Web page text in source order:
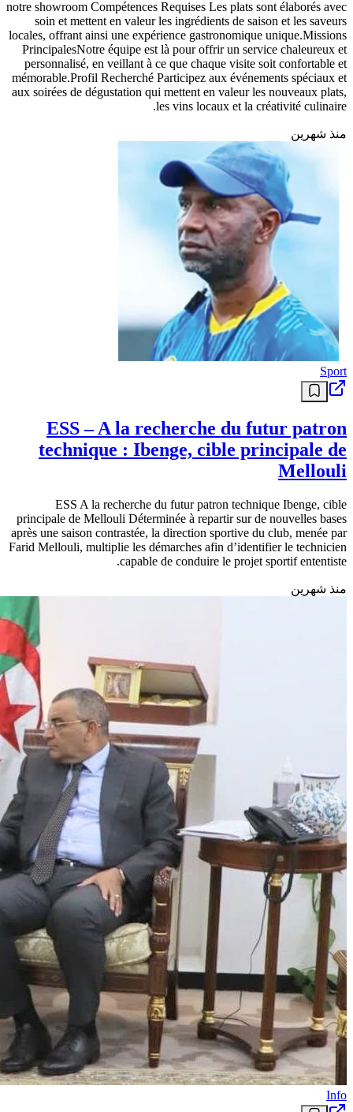
notre showroom Compétences Requises Les plats sont élaborés avec
soin et mettent en valeur les ingrédients de saison et les saveurs
locales, offrant ainsi une expérience gastronomique unique.​Missions
PrincipalesNotre équipe est là pour offrir un service chaleureux et
personnalisé, en veillant à ce que chaque visite soit confortable et
mémorable.​Profil Recherché Participez aux événements spéciaux et
aux soirées de dégustation qui mettent en valeur les nouveaux plats,
les vins locaux et la créativité culinaire.
منذ شهرين
Sport
ESS – A la recherche du futur patron
technique : Ibenge, cible principale de
Mellouli
ESS A la recherche du futur patron technique Ibenge, cible
principale de Mellouli Déterminée à repartir sur de nouvelles bases
après une saison contrastée, la direction sportive du club, menée par
Farid Mellouli, multiplie les démarches afin d’identifier le technicien
capable de conduire le projet sportif ententiste.
منذ شهرين
Info